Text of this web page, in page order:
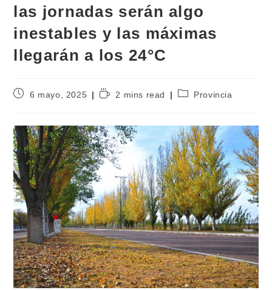
las jornadas serán algo
inestables y las máximas
llegarán a los 24°C
6 mayo, 2025 2 mins read Provincia